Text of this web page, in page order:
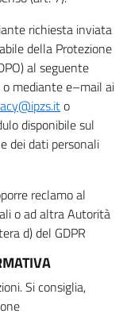
richiesta inviata
della Protezione
al seguente
mediante e–mail ai
o
disponibile sul
dei dati personali
reclamo al
o ad altra Autorità
d) del GDPR
Si consiglia,